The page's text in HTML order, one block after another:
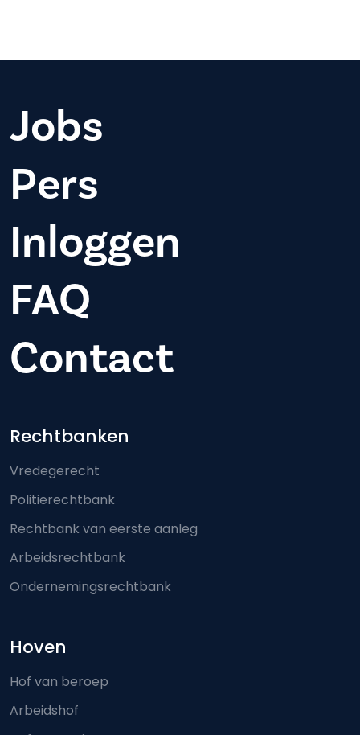
Jobs
Pers
Inloggen
FAQ
Contact
Footer-menu
Rechtbanken
Vredegerecht
Politierechtbank
Rechtbank van eerste aanleg
Arbeidsrechtbank
Ondernemingsrechtbank
Hoven
Hof van beroep
Arbeidshof